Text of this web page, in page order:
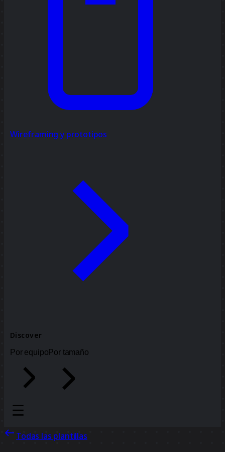
Wireframing y prototipos
Discover
Por equipoPor tamaño
Todas las plantillas